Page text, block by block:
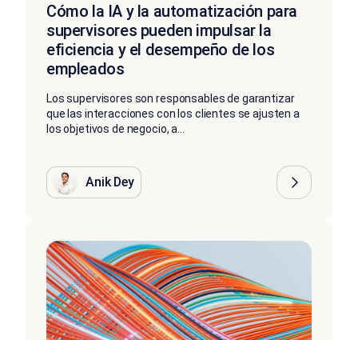
Cómo la IA y la automatización para
supervisores pueden impulsar la
eficiencia y el desempeño de los
empleados
Los supervisores son responsables de garantizar
que las interacciones con los clientes se ajusten a
los objetivos de negocio, a...
Anik Dey